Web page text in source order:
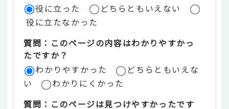
価
リ
ア
役に立った
どちらともいえない
役に立たなかった
質問：このページの内容はわかりやすかっ
たですか？
わかりやすかった
どちらともいえな
い
わかりにくかった
質問：このページは見つけやすかったです